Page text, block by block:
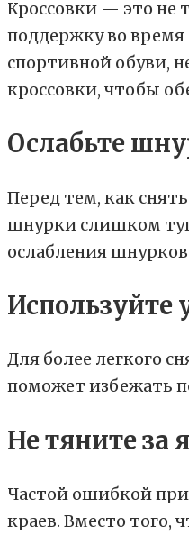
Кроссовки — это не
поддержку во
спортивной обуви,
кроссовки, чтобы
Ослабьте
Перед тем, как
шнурки слишком
ослабления
Используйте
Для более легкого
поможет избежать
Не тяните за
Частой ошибкой
краев. Вместо того,